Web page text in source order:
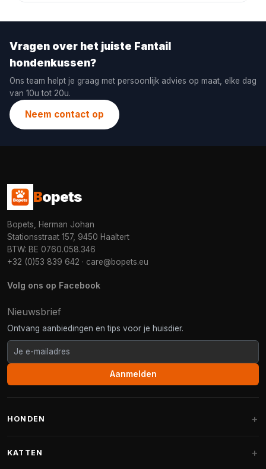
Vragen over het juiste Fantail
hondenkussen?
Ons team helpt je graag met persoonlijk advies op maat, elke dag
van 10u tot 20u.
Neem contact op
Bopets
Bopets, Herman Johan
Stationsstraat 157, 9450 Haaltert
BTW: BE 0760.058.346
+32 (0)53 839 642 · care@bopets.eu
Volg ons op Facebook
Nieuwsbrief
Ontvang aanbiedingen en tips voor je huisdier.
Aanmelden
HONDEN
KATTEN